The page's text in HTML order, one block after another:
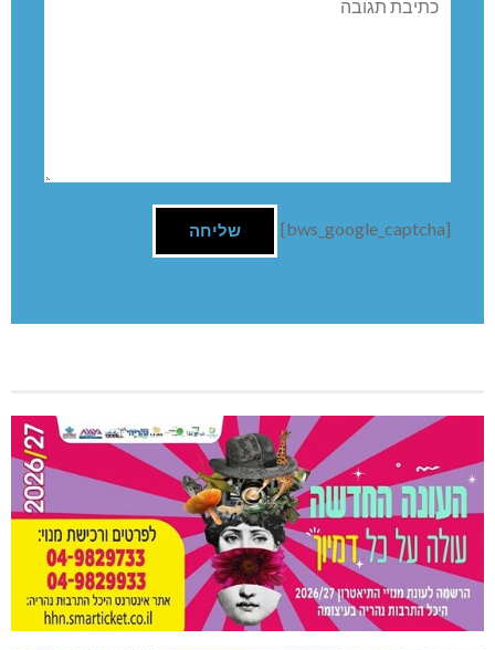
[bws_google_captcha]